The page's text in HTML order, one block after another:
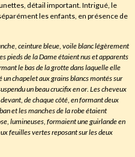
détail important. Intrigué, le
les enfants, en présence de
, ceinture bleue, voile blanc légèrement
pieds de la Dame étaient nus et apparents
le bas de la grotte dans laquelle elle
un chapelet aux grains blancs montés sur
un beau crucifix en or. Les cheveux
, de chaque côté, en formant deux
et les manches de la robe étaient
, lumineuses, formaient une guirlande en
feuilles vertes reposant sur les deux